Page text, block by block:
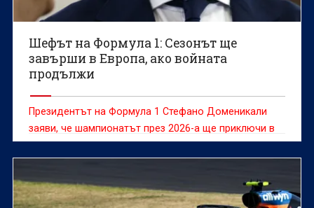
Шефът на Формула 1: Сезонът ще
завърши в Европа, ако войната
продължи
Президентът на Формула 1 Стефано Доменикали
заяви, че шампионатът през 2026-a ще приключи в
Европа, ако конфликтът в Близкия изток направи
невъзможно провеждането на състезанията в